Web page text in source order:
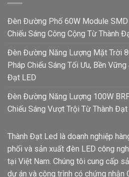
Đèn Đường Phố 60W Module
Chiếu Sáng Công Cộng Từ Thành
Đèn Đường Năng Lượng Mặt Trời
Pháp Chiếu Sáng Tối Ưu, Bền
Đạt LED
Đèn Đường Năng Lượng 100W
Chiếu Sáng Vượt Trội Từ Thành Đạt
Thành Đạt Led là doanh nghiệp
phối và sản xuất đèn LED công
tại Việt Nam. Chúng tôi cung cấp
dự án và công trình có chứng nhận